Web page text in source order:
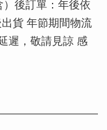
後訂單：年後依
貨 年節期間物流
遲，敬請見諒 感